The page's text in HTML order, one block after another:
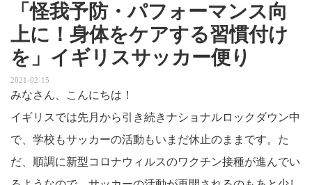
「怪我予防・パフォーマンス向
上に！身体をケアする習慣付け
を」イギリスサッカー便り
2021-02-15
みなさん、こんにちは！
イギリスでは先月から引き続きナショナルロックダウン中
で、学校もサッカーの活動もいまだ休止のままです。た
だ、順調に新型コロナウィルスのワクチン接種が進んでい